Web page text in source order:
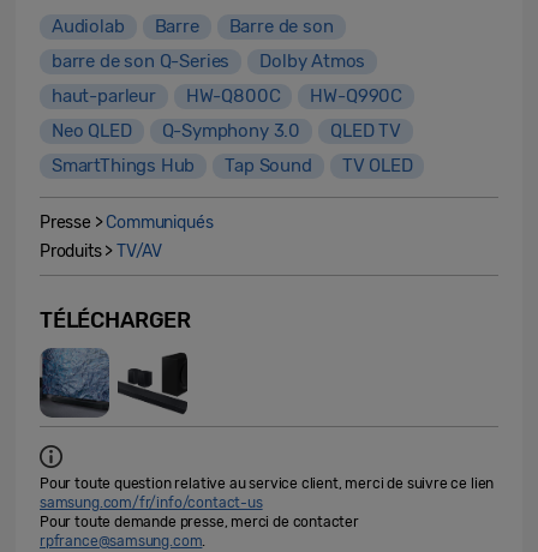
Audiolab Barre
Barre de son
barre de son Q-Series
Dolby Atmos
haut-parleur
HW-Q800C
HW-Q990C
Neo QLED
Q-Symphony 3.0
QLED TV
SmartThings Hub
Tap Sound TV OLED
Presse >Communiqués
Produits >TV/AV
TÉLÉCHARGER
Pour toute question relative au service client, merci de suivre ce lien
samsung.com/fr/info/contact-us
Pour toute demande presse, merci de contacter
rpfrance@samsung.com.